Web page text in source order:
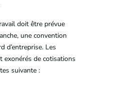
doit être prévue
une convention
d’entreprise. Les
exonérés de cotisations
suivante :